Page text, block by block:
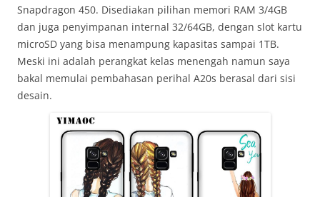
Snapdragon 450. Disediakan pilihan memori RAM 3/4GB
dan juga penyimpanan internal 32/64GB, dengan slot kartu
microSD yang bisa menampung kapasitas sampai 1TB.
Meski ini adalah perangkat kelas menengah namun saya
bakal memulai pembahasan perihal A20s berasal dari sisi
desain.